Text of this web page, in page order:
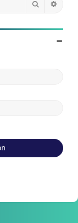
Rechercher